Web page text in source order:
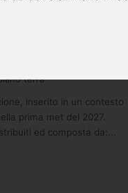
Bagno a Ripoli -
terra
inserito in un contesto
prima met del 2027.
ed composta da:...